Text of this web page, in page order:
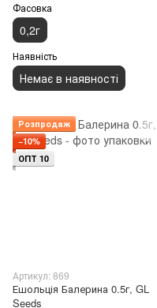
Фасовка
0,2г
Наявність
Немає в наявності
Розпродаж
−10%
ОПТ 10
Артикул: 869
Ешольція Балерина 0.5г, GL
Seeds